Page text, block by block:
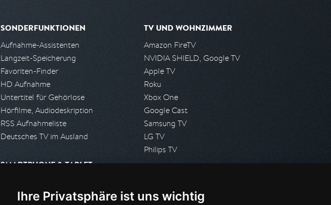
Ihre Privatsphäre ist uns wichtig
SONDERFUNKTIONEN
Aufnahme-Assistenten
Langzeit-Speicherung
Favoriten-Finder
HD Aufnahme
Untertitel für Gehörlose
Hörfilme, Audiodeskription
RSS Aufnahmeliste
Deutsches TV im Ausland
SMARTPHONE & TABLET
Android App
TV UND WOHNZIMMER
Amazon FireTV
NVIDIA SHIELD, Google TV
Apple TV
Roku
Xbox One
Google Cast
Samsung TV
LG TV
Philips TV
Presseanfrage stellen